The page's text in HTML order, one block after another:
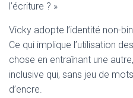
l’écriture ? »
Vicky adopte l’identité non-
Ce qui implique l’utilisation
chose en entraînant une
inclusive qui, sans jeu de
d’encre.